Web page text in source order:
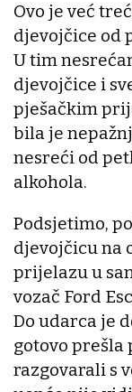
Ovo je već
djevojčice od
U tim
djevojčice i
pješačkim
bila je
nesreći od
alkohola.
Podsjetimo,
djevojčicu na
prijelazu u
vozač Ford
Do udarca je
gotovo prešla
razgovarali s